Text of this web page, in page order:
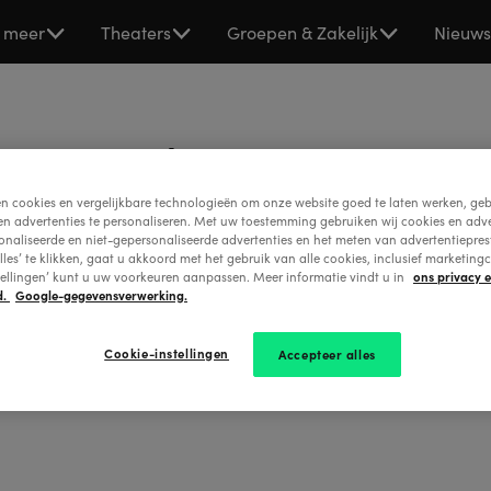
meer Theaters Groepen & Zakelijk Nieuws
voorwaarden, privacy statement, cookies en
Stage Entertainment Nederland
Stage Entertainment Nederland Theaterarrangementen
Stage Entertainment Zakelijk
cookies en vergelijkbare technologieën om onze website goed te laten werken,
advertenties te personaliseren. Met uw toestemming gebruiken wij cookies en
en niet-gepersonaliseerde advertenties en het meten van
te klikken, gaat u akkoord met het gebruik van alle cookies, inclusief
kunt u uw voorkeuren aanpassen. Meer informatie vindt u in ons privacy
Google-gegevensverwerking.
Accepteer alles
Cookie-instellingen